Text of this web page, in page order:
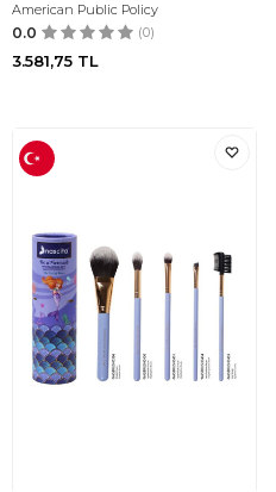
American Public Policy
0.0 (0)
3.581,75 TL